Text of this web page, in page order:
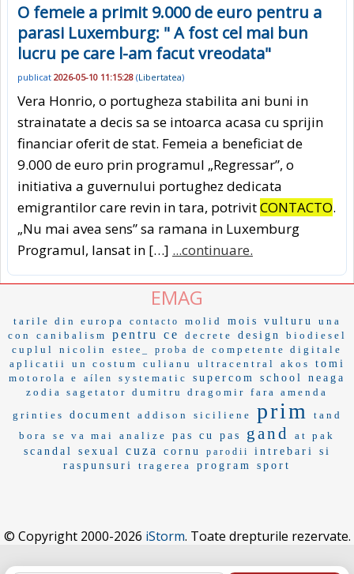
O femeie a primit 9.000 de euro pentru a
parasi Luxemburg: " A fost cel mai bun
lucru pe care l-am facut vreodata"
publicat 2026-05-10 11:15:28 (Libertatea)
Vera Honrio, o portugheza stabilita ani buni in
strainatate a decis sa se intoarca acasa cu sprijin
financiar oferit de stat. Femeia a beneficiat de
9.000 de euro prin programul „Regressar”, o
initiativa a guvernului portughez dedicata
emigrantilor care revin in tara, potrivitCONTACTO.
„Nu mai avea sens” sa ramana in Luxemburg
Programul, lansat in […] ...continuare.
EMAG
tarile din europa contacto molid mois vulturu
una
con
canibalism pentru ce decrete design
biodiesel
cuplul
nicolin estee_ proba de
competente digitale
aplicatii
un costum culianu ultracentral akos
tomi
motorola e
aílen systematic supercom school
neaga
zodia sagetator dumitru dragomir fara amenda
grinties
document addison siciliene prim
tand
bora
se va mai analize pas cu pas gand
at pak
scandal sexual
cuza cornu parodii
intrebari si
raspunsuri
tragerea program sport
© Copyright 2000-2026 iStorm. Toate drepturile rezervate.